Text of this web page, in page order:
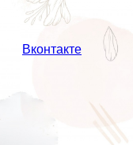
Вконтакте